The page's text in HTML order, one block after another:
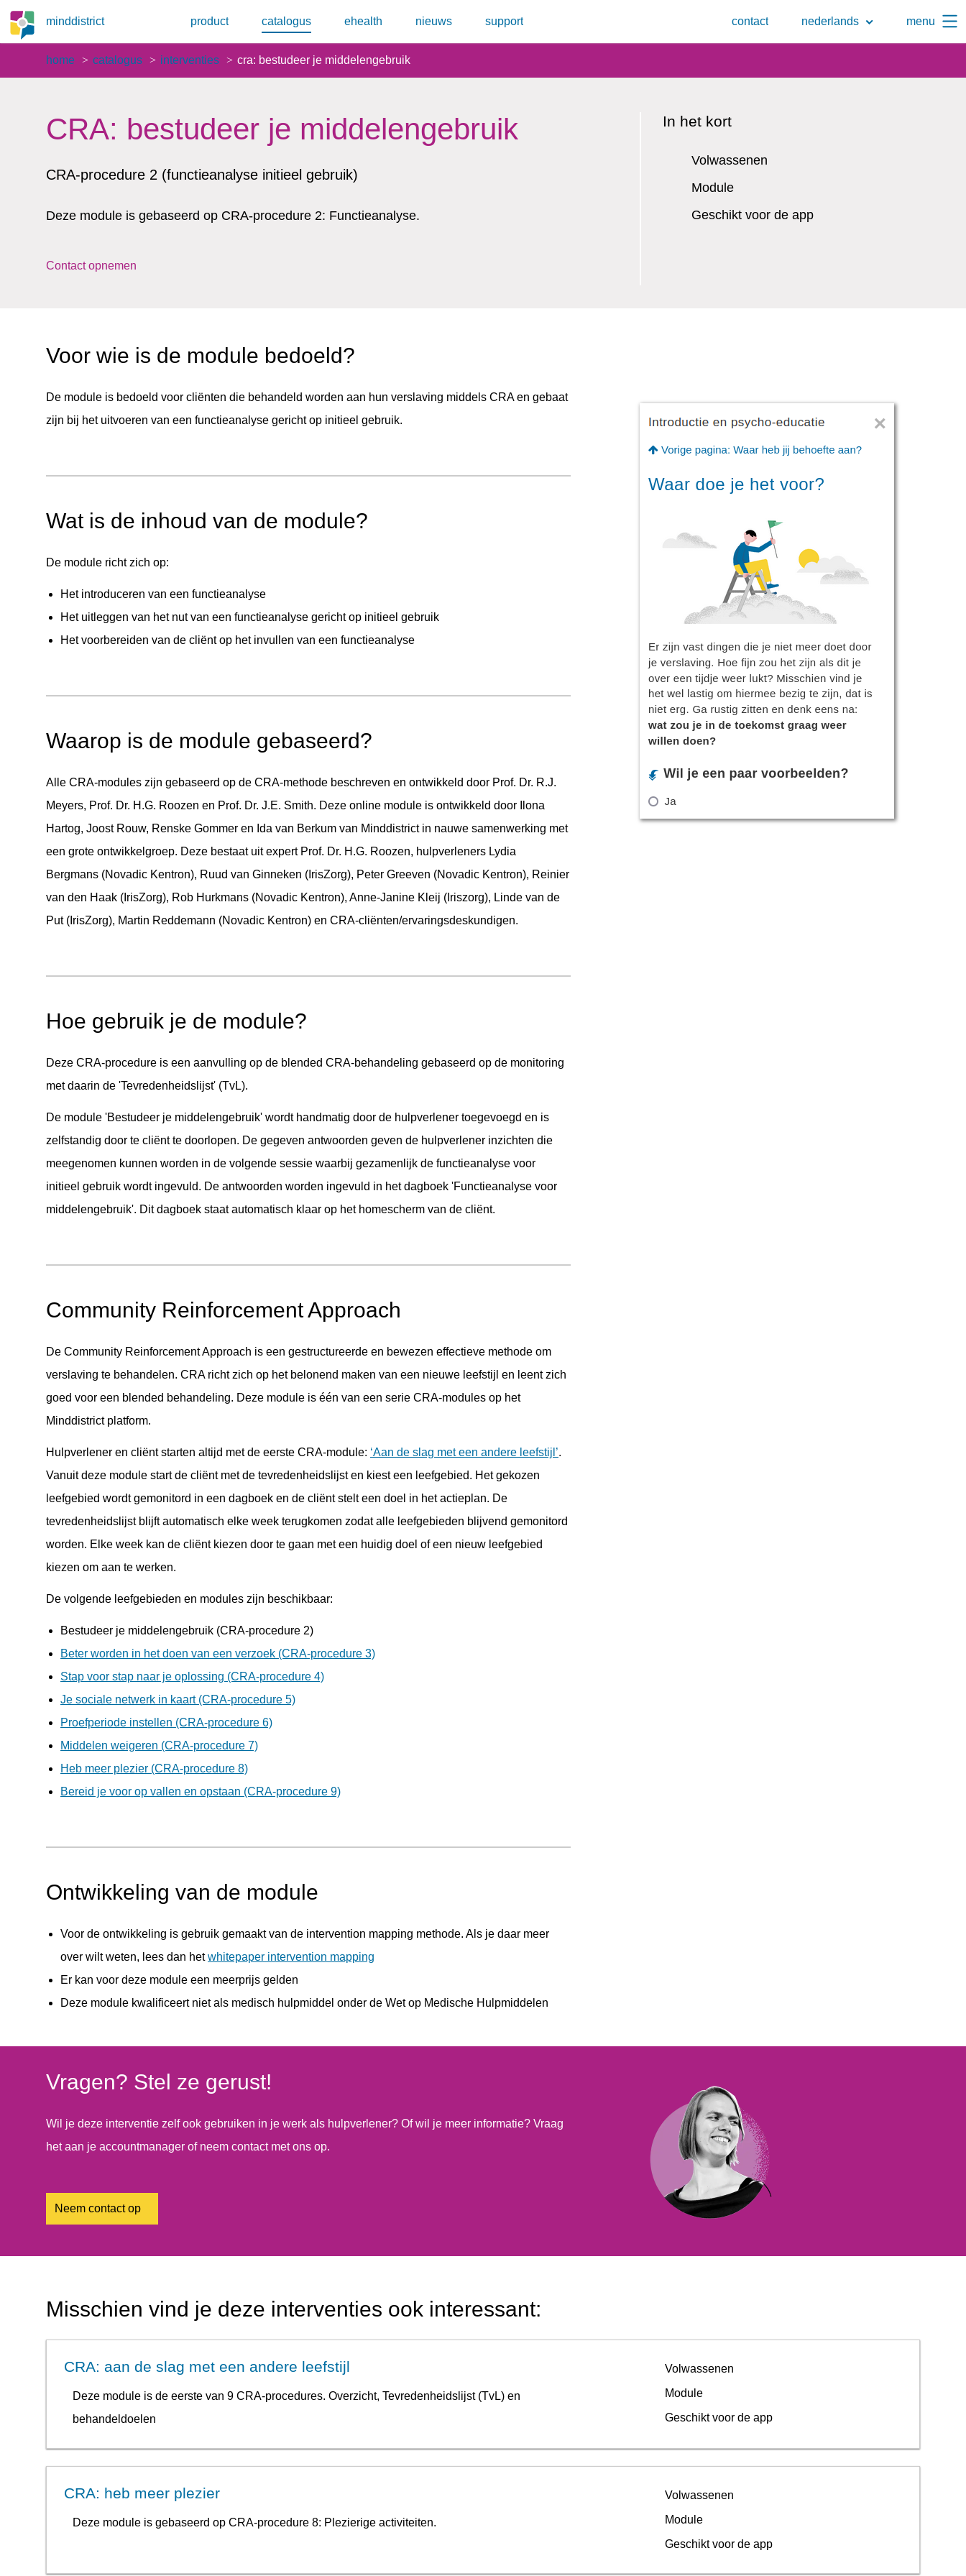
minddistrict product catalogus ehealth nieuws support
de
contact nederlands menu
home catalogus interventies cra: bestudeer je middelengebruik
CRA: bestudeer je middelengebruik
CRA-procedure 2 (functieanalyse initieel gebruik)
Deze module is gebaseerd op CRA-procedure 2: Functieanalyse.
Contact opnemen
In het kort
Volwassenen
Module
Geschikt voor de app
Voor wie is de module bedoeld?
De module is bedoeld voor cliënten die behandeld worden aan hun verslaving middels CRA en gebaat
zijn bij het uitvoeren van een functieanalyse gericht op initieel gebruik.
Wat is de inhoud van de module?
De module richt zich op:
Het introduceren van een functieanalyse
Het uitleggen van het nut van een functieanalyse gericht op initieel gebruik
Het voorbereiden van de cliënt op het invullen van een functieanalyse
Waarop is de module gebaseerd?
Alle CRA-modules zijn gebaseerd op de CRA-methode beschreven en ontwikkeld door Prof. Dr. R.J.
Meyers, Prof. Dr. H.G. Roozen en Prof. Dr. J.E. Smith. Deze online module is ontwikkeld door Ilona
Hartog, Joost Rouw, Renske Gommer en Ida van Berkum van Minddistrict in nauwe samenwerking met
een grote ontwikkelgroep. Deze bestaat uit expert Prof. Dr. H.G. Roozen, hulpverleners Lydia
Bergmans (Novadic Kentron), Ruud van Ginneken (IrisZorg), Peter Greeven (Novadic Kentron), Reinier
van den Haak (IrisZorg), Rob Hurkmans (Novadic Kentron), Anne-Janine Kleij (Iriszorg), Linde van de
Put (IrisZorg), Martin Reddemann (Novadic Kentron) en CRA-cliënten/ervaringsdeskundigen.
Hoe gebruik je de module?
Deze CRA-procedure is een aanvulling op de blended CRA-behandeling gebaseerd op de monitoring
met daarin de 'Tevredenheidslijst' (TvL).
De module 'Bestudeer je middelengebruik' wordt handmatig door de hulpverlener toegevoegd en is
zelfstandig door te cliënt te doorlopen. De gegeven antwoorden geven de hulpverlener inzichten die
meegenomen kunnen worden in de volgende sessie waarbij gezamenlijk de functieanalyse voor
initieel gebruik wordt ingevuld. De antwoorden worden ingevuld in het dagboek 'Functieanalyse voor
middelengebruik'. Dit dagboek staat automatisch klaar op het homescherm van de cliënt.
Community Reinforcement Approach
De Community Reinforcement Approach is een gestructureerde en bewezen effectieve methode om
verslaving te behandelen. CRA richt zich op het belonend maken van een nieuwe leefstijl en leent zich
goed voor een blended behandeling. Deze module is één van een serie CRA-modules op het
Minddistrict platform.
Hulpverlener en cliënt starten altijd met de eerste CRA-module: ‘Aan de slag met een andere leefstijl’.
Vanuit deze module start de cliënt met de tevredenheidslijst en kiest een leefgebied. Het gekozen
leefgebied wordt gemonitord in een dagboek en de cliënt stelt een doel in het actieplan. De
tevredenheidslijst blijft automatisch elke week terugkomen zodat alle leefgebieden blijvend gemonitord
worden. Elke week kan de cliënt kiezen door te gaan met een huidig doel of een nieuw leefgebied
kiezen om aan te werken.
De volgende leefgebieden en modules zijn beschikbaar:
Bestudeer je middelengebruik (CRA-procedure 2)
Beter worden in het doen van een verzoek (CRA-procedure 3)
Stap voor stap naar je oplossing (CRA-procedure 4)
Je sociale netwerk in kaart (CRA-procedure 5)
Proefperiode instellen (CRA-procedure 6)
Middelen weigeren (CRA-procedure 7)
Heb meer plezier (CRA-procedure 8)
Bereid je voor op vallen en opstaan (CRA-procedure 9)
Ontwikkeling van de module
Voor de ontwikkeling is gebruik gemaakt van de intervention mapping methode. Als je daar meer
over wilt weten, lees dan hetwhitepaper intervention mapping
Er kan voor deze module een meerprijs gelden
Deze module kwalificeert niet als medisch hulpmiddel onder de Wet op Medische Hulpmiddelen
Vragen? Stel ze gerust!
Wil je deze interventie zelf ook gebruiken in je werk als hulpverlener? Of wil je meer informatie? Vraag
het aan je accountmanager of neem contact met ons op.
Neem contact op
Misschien vind je deze interventies ook interessant:
CRA: aan de slag met een andere leefstijl
Deze module is de eerste van 9 CRA-procedures. Overzicht, Tevredenheidslijst (TvL) en
behandeldoelen
Volwassenen
Module
Geschikt voor de app
CRA: heb meer plezier
Deze module is gebaseerd op CRA-procedure 8: Plezierige activiteiten.
Volwassenen
Module
Geschikt voor de app